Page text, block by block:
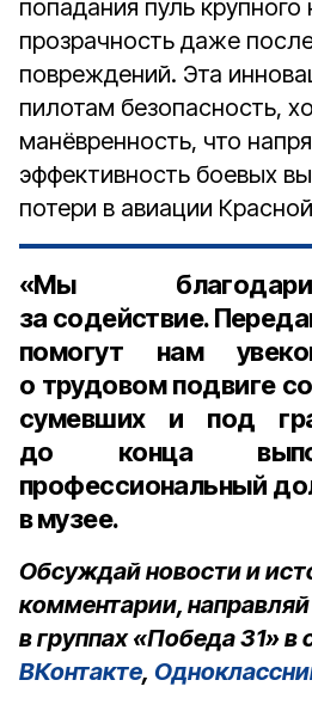
попадания пуль крупного
прозрачность даже
повреждений. Эта
пилотам безопасность,
манёвренность, что
эффективность боевых
потери в авиации
«Мы
за содействие.
помогут нам
о трудовом подвиге
сумевших и под
до конца
профессиональный
в музее.
Обсуждай новости и
комментарии,
в группах «Победа 31» в
ВКонтакте,